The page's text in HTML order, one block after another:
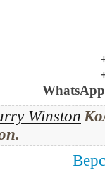
Winston